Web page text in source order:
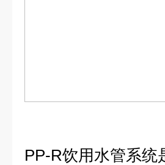
PP-R饮用水管系统